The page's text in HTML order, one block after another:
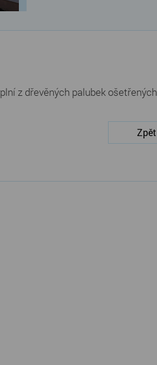
z dřevěných palubek ošetřených
Zpět